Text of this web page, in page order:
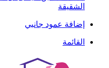
الشقيقة
إضافة عمود جانبي
القائمة